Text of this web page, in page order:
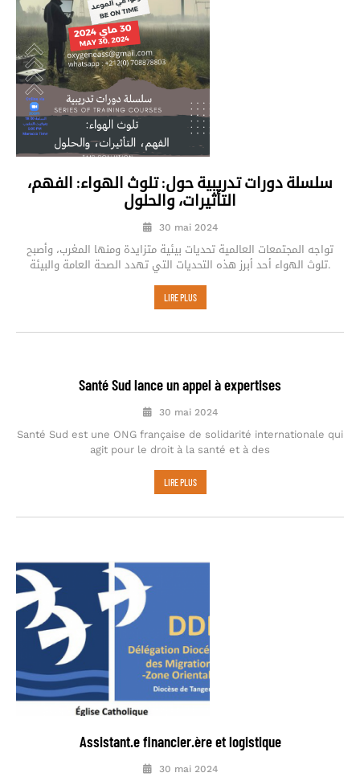
سلسلة دورات تدريبية حول: تلوث الهواء: الفهم،
التأثيرات، والحلول
30 mai 2024
تواجه المجتمعات العالمية تحديات بيئية متزايدة ومنها المغرب، وأصبح
تلوث الهواء أحد أبرز هذه التحديات التي تهدد الصحة العامة والبيئة.
LIRE PLUS
Santé Sud lance un appel à expertises
30 mai 2024
Santé Sud est une ONG française de solidarité internationale qui
agit pour le droit à la santé et à des
LIRE PLUS
Assistant.e financier.ère et logistique
30 mai 2024